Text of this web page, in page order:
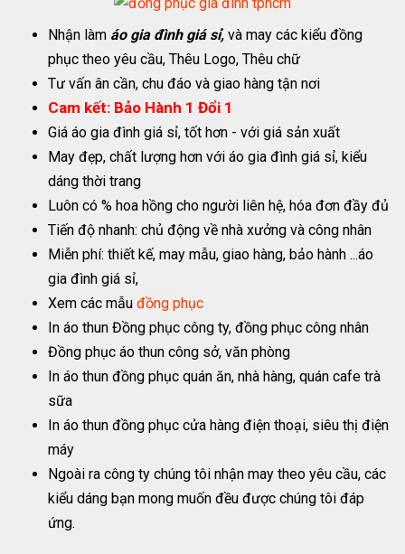
Nhận làm áo gia đình giá sỉ, và may các kiểu đồng
phục theo yêu cầu, Thêu Logo, Thêu chữ
Tư vấn ân cần, chu đáo và giao hàng tận nơi
Cam kết: Bảo Hành 1 Đổi 1
Giá áo gia đình giá sỉ, tốt hơn - với giá sản xuất
May đẹp, chất lượng hơn với áo gia đình giá sỉ, kiểu
dáng thời trang
Luôn có % hoa hồng cho người liên hệ, hóa đơn đầy đủ
Tiến độ nhanh: chủ động về nhà xưởng và công nhân
Miễn phí: thiết kế, may mẫu, giao hàng, bảo hành ...áo
gia đình giá sỉ,
Xem các mẫuđồng phục
In áo thun Đồng phục công ty, đồng phục công nhân
Đồng phục áo thun công sở, văn phòng
In áo thun đồng phục quán ăn, nhà hàng, quán cafe trà
sữa
In áo thun đồng phục cửa hàng điện thoại, siêu thị điện
máy
Ngoài ra công ty chúng tôi nhận may theo yêu cầu, các
kiểu dáng bạn mong muốn đều được chúng tôi đáp
ứng.